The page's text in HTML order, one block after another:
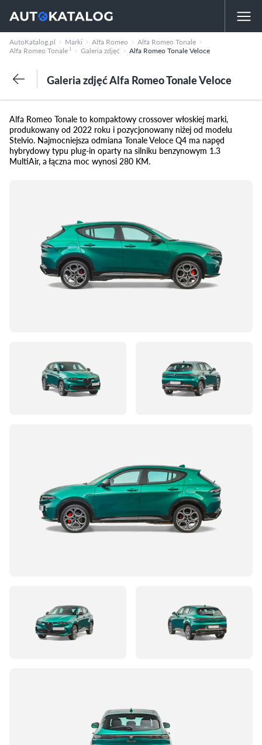
AutoKatalog.pl Marki Alfa Romeo
Alfa Romeo Tonale
Alfa Romeo Tonale I Galeria zdjęć Alfa Romeo Tonale Veloce
Galeria zdjęć Alfa Romeo Tonale Veloce
Alfa Romeo Tonale to kompaktowy crossover włoskiej marki,
produkowany od 2022 roku i pozycjonowany niżej od modelu
Stelvio. Najmocniejsza odmiana Tonale Veloce Q4 ma napęd
hybrydowy typu plug-in oparty na silniku benzynowym 1.3
MultiAir, a łączna moc wynosi 280 KM.